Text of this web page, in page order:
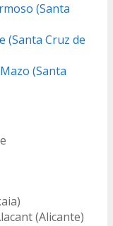
(Santa
(Santa Cruz de
(Santa
(Alicante)